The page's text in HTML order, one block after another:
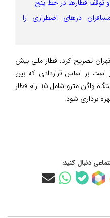
و توقف قطارها در خط پنج
درهای اضطراری را
تصریح کرد: قطار ملی بیش
است بر اساس قراردادی که بین
منعقد شد، 113 دستگاه واگن مترو شامل 15 رام قطار
دنبال کنید: